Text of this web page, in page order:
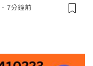
7分鐘前